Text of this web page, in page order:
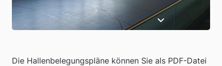
Die Hallenbelegungspläne können Sie als PDF-Datei